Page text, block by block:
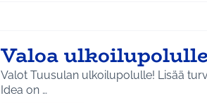
Valoa
Valot Tuusulan ulkoilupolulle! Lisää
Idea on …